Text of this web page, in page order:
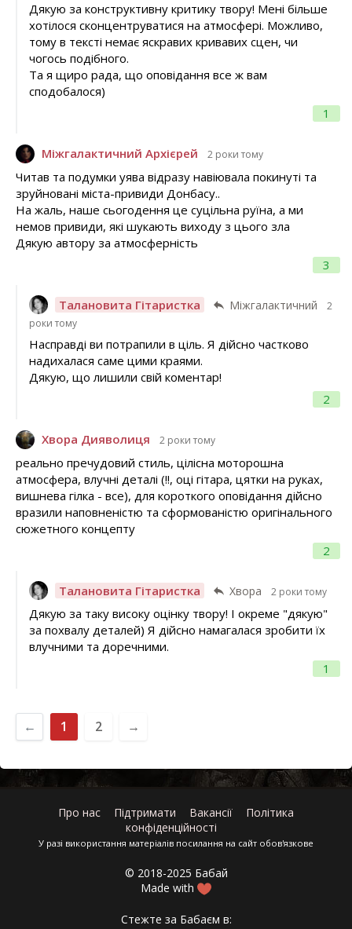
1
Дякую за конструктивну критику твору! Мені більше
хотілося сконцентруватися на атмосфері. Можливо,
тому в тексті немає яскравих кривавих сцен, чи
чогось подібного.
Та я щиро рада, що оповідання все ж вам
сподобалося)
Міжгалактичний Архієрей 2 роки тому
3
Читав та подумки уява відразу навіювала покинуті та
зруйновані міста-привиди Донбасу..
На жаль, наше сьогодення це суцільна руїна, а ми
немов привиди, які шукають виходу з цього зла
Дякую автору за атмосферність
Талановита Гітаристка Міжгалактичний
2
роки тому
2
Насправді ви потрапили в ціль. Я дійсно частково
надихалася саме цими краями.
Дякую, що лишили свій коментар!
Хвора Дияволиця 2 роки тому
2
реально пречудовий стиль, цілісна моторошна
атмосфера, влучні деталі (!!, оці гітара, цятки на руках,
вишнева гілка - все), для короткого оповідання дійсно
вразили наповненістю та сформованістю оригінального
сюжетного концепту
Талановита Гітаристка Хвора 2 роки тому
1
Дякую за таку високу оцінку твору! І окреме "дякую"
за похвалу деталей) Я дійсно намагалася зробити їх
влучними та доречними.
← 1 2 →
Про нас Підтримати Вакансії
Політика
конфіденційності
У разі використання матеріалів посилання на сайт обов'язкове
© 2018-2025 Бабай
Made with
Стежте за Бабаєм в: